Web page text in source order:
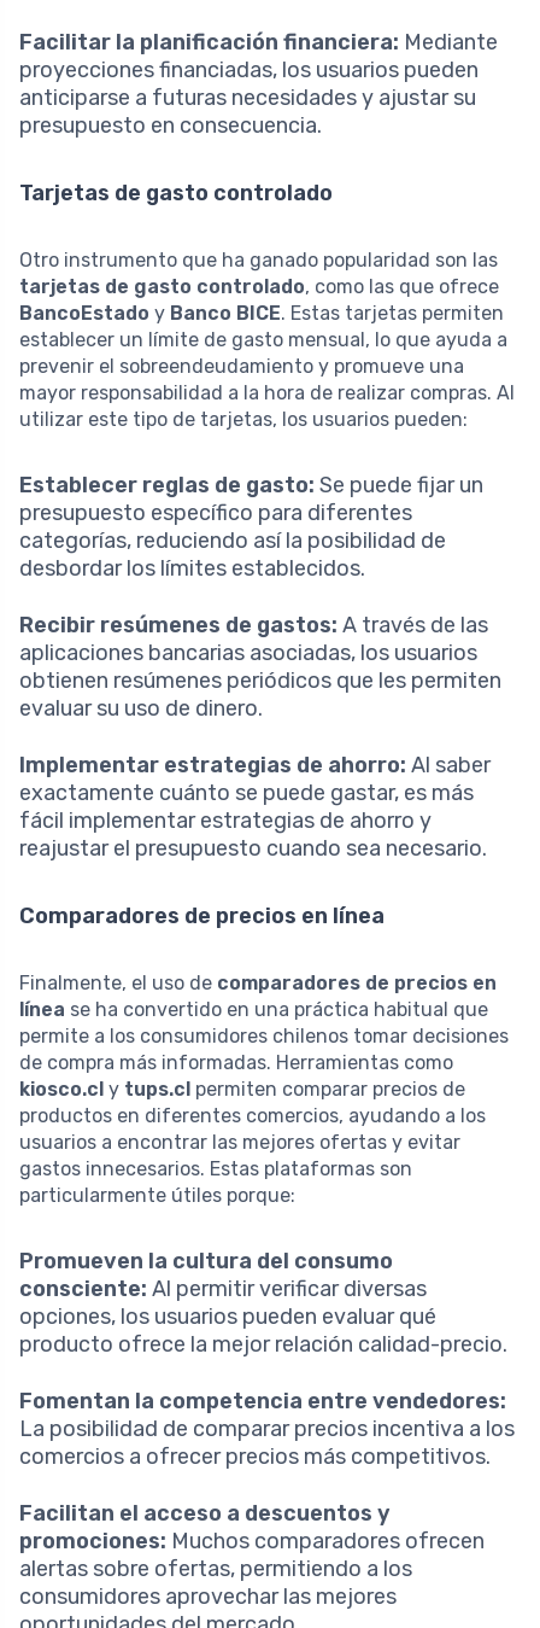
Facilitar la planificación financiera: Mediante
proyecciones financiadas, los usuarios pueden
anticiparse a futuras necesidades y ajustar su
presupuesto en consecuencia.
Tarjetas de gasto controlado
Otro instrumento que ha ganado popularidad son las
tarjetas de gasto controlado, como las que ofrece
BancoEstado y Banco BICE. Estas tarjetas permiten
establecer un límite de gasto mensual, lo que ayuda a
prevenir el sobreendeudamiento y promueve una
mayor responsabilidad a la hora de realizar compras. Al
utilizar este tipo de tarjetas, los usuarios pueden:
Establecer reglas de gasto: Se puede fijar un
presupuesto específico para diferentes
categorías, reduciendo así la posibilidad de
desbordar los límites establecidos.
Recibir resúmenes de gastos: A través de las
aplicaciones bancarias asociadas, los usuarios
obtienen resúmenes periódicos que les permiten
evaluar su uso de dinero.
Implementar estrategias de ahorro: Al saber
exactamente cuánto se puede gastar, es más
fácil implementar estrategias de ahorro y
reajustar el presupuesto cuando sea necesario.
Comparadores de precios en línea
Finalmente, el uso de comparadores de precios en
línea se ha convertido en una práctica habitual que
permite a los consumidores chilenos tomar decisiones
de compra más informadas. Herramientas como
kiosco.cl y tups.cl permiten comparar precios de
productos en diferentes comercios, ayudando a los
usuarios a encontrar las mejores ofertas y evitar
gastos innecesarios. Estas plataformas son
particularmente útiles porque:
Promueven la cultura del consumo
consciente: Al permitir verificar diversas
opciones, los usuarios pueden evaluar qué
producto ofrece la mejor relación calidad-precio.
Fomentan la competencia entre vendedores:
La posibilidad de comparar precios incentiva a los
comercios a ofrecer precios más competitivos.
Facilitan el acceso a descuentos y
promociones: Muchos comparadores ofrecen
alertas sobre ofertas, permitiendo a los
consumidores aprovechar las mejores